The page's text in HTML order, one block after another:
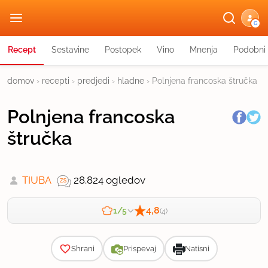
G
Recept Sestavine Postopek Vino Mnenja
domov › recepti › predjedi › hladne › Polnjena francoska štručka
Polnjena francoska
štručka
TIUBA 28.824 ogledov
1/5 4,8(4)
Shrani Prispevaj Natisni